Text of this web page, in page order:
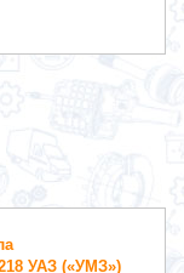
УАЗ («УМЗ»)